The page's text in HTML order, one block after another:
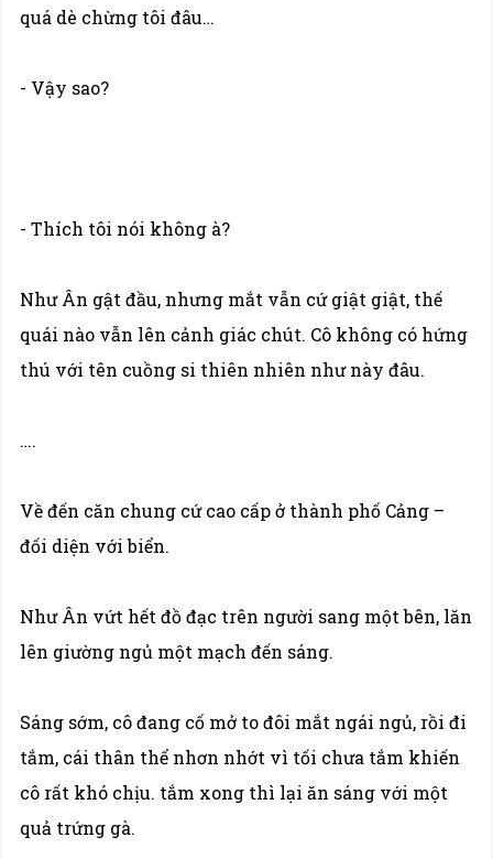
quá dè chừng tôi đâu…
- Vậy sao?
- Thích tôi nói không à?
Như Ân gật đầu, nhưng mắt vẫn cứ giật giật, thế
quái nào vẫn lên cảnh giác chút. Cô không có hứng
thú với tên cuồng si thiên nhiên như này đâu.
….
Về đến căn chung cứ cao cấp ở thành phố Cảng –
đối diện với biển.
Như Ân vứt hết đồ đạc trên người sang một bên, lăn
lên giường ngủ một mạch đến sáng.
Sáng sớm, cô đang cố mở to đôi mắt ngái ngủ, rồi đi
tắm, cái thân thể nhơn nhớt vì tối chưa tắm khiến
cô rất khó chịu. tắm xong thì lại ăn sáng với một
quả trứng gà.